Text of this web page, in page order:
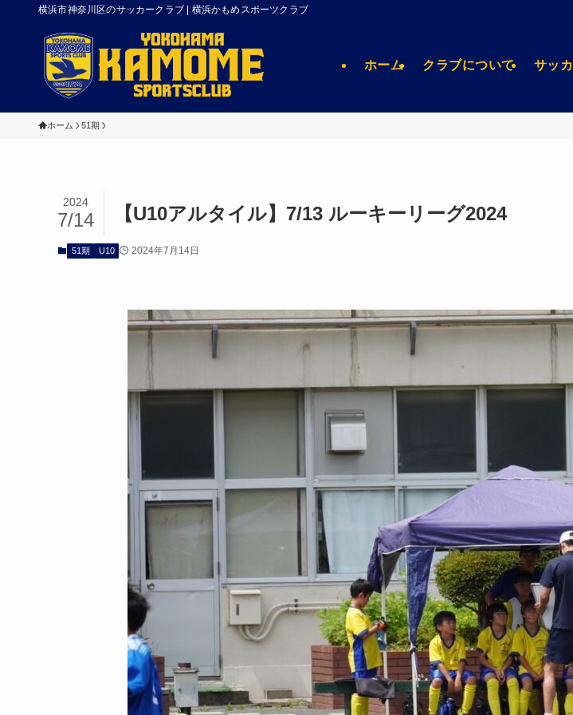
横浜市神奈川区のサッカークラブ | 横浜かもめスポーツクラブ
ホーム クラブについて サッ
ホーム 51期
【U10アルタイル】7/13 ルーキーリーグ2024
2024
7/14
51期 U10 2024年7月14日